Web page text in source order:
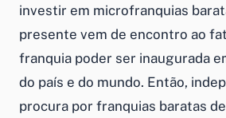
investir em microfranquias
presente vem de encontro ao
franquia poder ser inaugurada
do país e do mundo. Então,
procura por franquias baratas